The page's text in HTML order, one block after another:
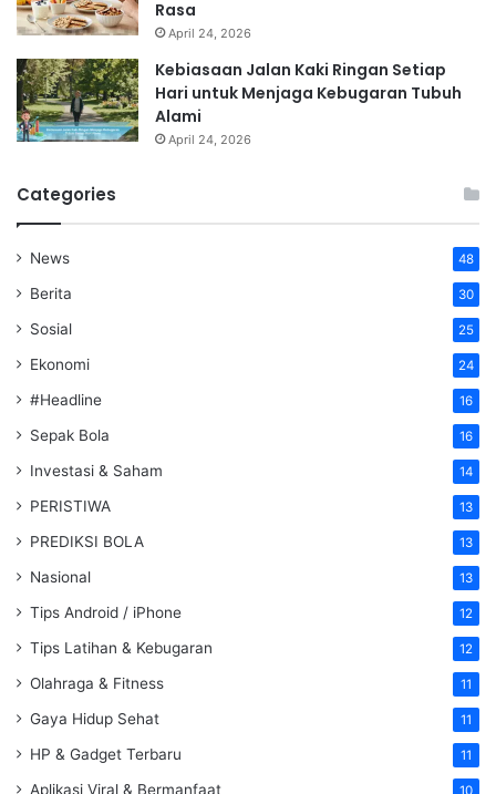
Rasa
April 24, 2026
Kebiasaan Jalan Kaki Ringan Setiap
Hari untuk Menjaga Kebugaran Tubuh
Alami
April 24, 2026
Categories
News 48
Berita 30
Sosial 25
Ekonomi 24
#Headline 16
Sepak Bola 16
Investasi & Saham 14
PERISTIWA 13
PREDIKSI BOLA 13
Nasional 13
Tips Android / iPhone 12
Tips Latihan & Kebugaran 12
Olahraga & Fitness 11
Gaya Hidup Sehat 11
HP & Gadget Terbaru 11
Aplikasi Viral & Bermanfaat 10